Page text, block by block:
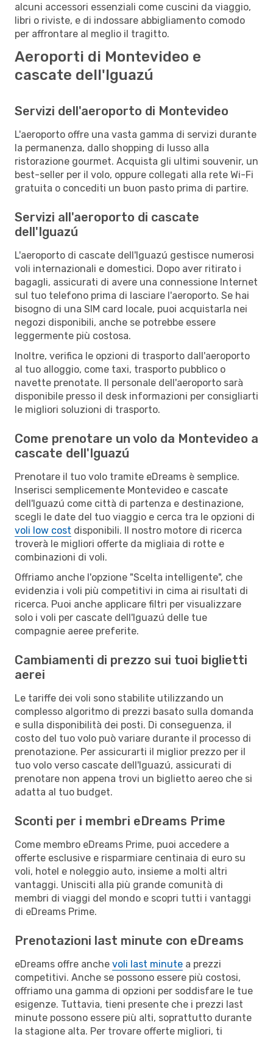
alcuni accessori essenziali come cuscini da viaggio,
libri o riviste, e di indossare abbigliamento comodo
per affrontare al meglio il tragitto.
Aeroporti di Montevideo e
cascate dell'Iguazú
Servizi dell'aeroporto di Montevideo
L'aeroporto offre una vasta gamma di servizi durante
la permanenza, dallo shopping di lusso alla
ristorazione gourmet. Acquista gli ultimi souvenir, un
best-seller per il volo, oppure collegati alla rete Wi-Fi
gratuita o concediti un buon pasto prima di partire.
Servizi all'aeroporto di cascate
dell'Iguazú
L'aeroporto di cascate dell'Iguazú gestisce numerosi
voli internazionali e domestici. Dopo aver ritirato i
bagagli, assicurati di avere una connessione Internet
sul tuo telefono prima di lasciare l'aeroporto. Se hai
bisogno di una SIM card locale, puoi acquistarla nei
negozi disponibili, anche se potrebbe essere
leggermente più costosa.
Inoltre, verifica le opzioni di trasporto dall'aeroporto
al tuo alloggio, come taxi, trasporto pubblico o
navette prenotate. Il personale dell'aeroporto sarà
disponibile presso il desk informazioni per consigliarti
le migliori soluzioni di trasporto.
Come prenotare un volo da Montevideo a
cascate dell'Iguazú
Prenotare il tuo volo tramite eDreams è semplice.
Inserisci semplicemente Montevideo e cascate
dell'Iguazú come città di partenza e destinazione,
scegli le date del tuo viaggio e cerca tra le opzioni di
voli low cost disponibili. Il nostro motore di ricerca
troverà le migliori offerte da migliaia di rotte e
combinazioni di voli.
Offriamo anche l'opzione "Scelta intelligente", che
evidenzia i voli più competitivi in cima ai risultati di
ricerca. Puoi anche applicare filtri per visualizzare
solo i voli per cascate dell'Iguazú delle tue
compagnie aeree preferite.
Cambiamenti di prezzo sui tuoi biglietti
aerei
Le tariffe dei voli sono stabilite utilizzando un
complesso algoritmo di prezzi basato sulla domanda
e sulla disponibilità dei posti. Di conseguenza, il
costo del tuo volo può variare durante il processo di
prenotazione. Per assicurarti il miglior prezzo per il
tuo volo verso cascate dell'Iguazú, assicurati di
prenotare non appena trovi un biglietto aereo che si
adatta al tuo budget.
Sconti per i membri eDreams Prime
Come membro eDreams Prime, puoi accedere a
offerte esclusive e risparmiare centinaia di euro su
voli, hotel e noleggio auto, insieme a molti altri
vantaggi. Unisciti alla più grande comunità di
membri di viaggi del mondo e scopri tutti i vantaggi
di eDreams Prime.
Prenotazioni last minute con eDreams
eDreams offre anche voli last minute a prezzi
competitivi. Anche se possono essere più costosi,
offriamo una gamma di opzioni per soddisfare le tue
esigenze. Tuttavia, tieni presente che i prezzi last
minute possono essere più alti, soprattutto durante
la stagione alta. Per trovare offerte migliori, ti